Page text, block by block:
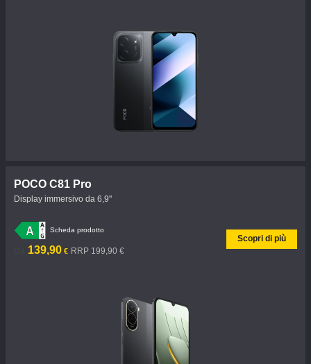
POCO C81 Pro
Display immersivo da 6,9"
Scheda prodotto
139,90 €
Current Price €139.9RRP 199,90 €
Prezzo promozionale 199,90 €
Scopri di più